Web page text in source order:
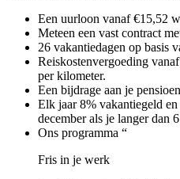
Een uurloon vanaf €15,52
Meteen een vast contract
26 vakantiedagen op basis
Reiskostenvergoeding
per kilometer.
Een bijdrage aan je
Elk jaar 8% vakantiegeld
december als je langer dan
Ons programma “
Fris in je werk